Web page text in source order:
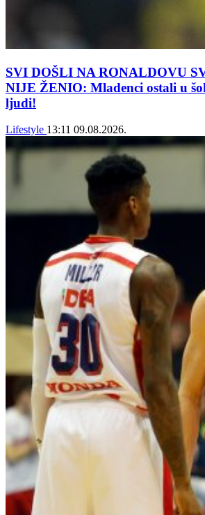
SVI DOŠLI NA RONALDOVU
NIJE ŽENIO: Mladenci ostali u
ljudi!
Lifestyle 13:11 09.08.2026.